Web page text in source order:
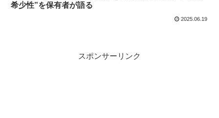
希少性”を保有者が語る
2025.06.19
スポンサーリンク